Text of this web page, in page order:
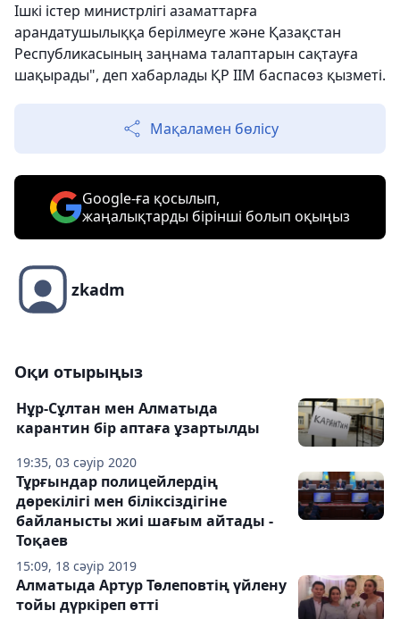
Ішкі істер министрлігі азаматтарға
арандатушылыққа берілмеуге және Қазақстан
Республикасының заңнама талаптарын сақтауға
шақырады", деп хабарлады ҚР ІІМ баспасөз қызметі.
Мақаламен бөлісу
Google-ға қосылып,
жаңалықтарды бірінші болып оқыңыз
zkadm
Оқи отырыңыз
19:35, 03 сәуір 2020
Нұр-Сұлтан мен Алматыда
карантин бір аптаға ұзартылды
15:09, 18 сәуір 2019
Тұрғындар полицейлердің
дөрекілігі мен біліксіздігіне
байланысты жиі шағым айтады -
Тоқаев
Алматыда Артур Төлеповтің үйлену
тойы дүркіреп өтті